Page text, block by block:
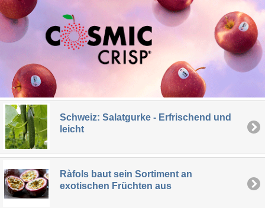
Schweiz: Salatgurke - Erfrischend und
leicht
Ràfols baut sein Sortiment an
exotischen Früchten aus